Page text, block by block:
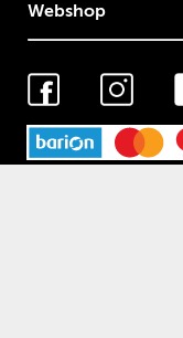
Webshop